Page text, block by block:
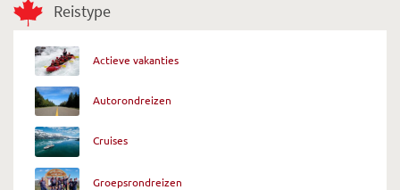
Reistype
Actieve vakanties
Autorondreizen
Cruises
Groepsrondreizen